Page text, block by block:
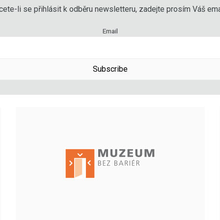
li se přihlásit k odběru newsletteru, zadejte prosím Váš
Email
Subscribe